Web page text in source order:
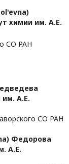
химии им. А.Е.
СО РАН
им. А.Е.
СО РАН
Федорова
А.Е.